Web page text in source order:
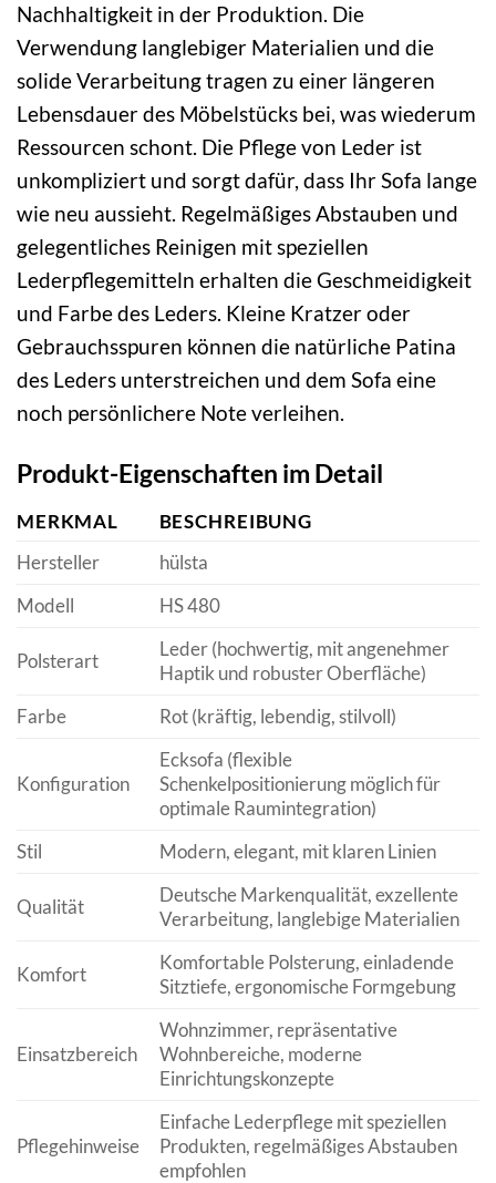
Nachhaltigkeit in der Produktion. Die
Verwendung langlebiger Materialien und die
solide Verarbeitung tragen zu einer längeren
Lebensdauer des Möbelstücks bei, was wiederum
Ressourcen schont. Die Pflege von Leder ist
unkompliziert und sorgt dafür, dass Ihr Sofa lange
wie neu aussieht. Regelmäßiges Abstauben und
gelegentliches Reinigen mit speziellen
Lederpflegemitteln erhalten die Geschmeidigkeit
und Farbe des Leders. Kleine Kratzer oder
Gebrauchsspuren können die natürliche Patina
des Leders unterstreichen und dem Sofa eine
noch persönlichere Note verleihen.
Produkt-Eigenschaften im Detail
MERKMAL
BESCHREIBUNG
Hersteller
hülsta
Modell
HS 480
Polsterart
Leder (hochwertig, mit angenehmer
Haptik und robuster Oberfläche)
Farbe
Rot (kräftig, lebendig, stilvoll)
Konfiguration
Ecksofa (flexible
Schenkelpositionierung möglich für
optimale Raumintegration)
Stil
Modern, elegant, mit klaren Linien
Qualität
Deutsche Markenqualität, exzellente
Verarbeitung, langlebige Materialien
Komfort
Komfortable Polsterung, einladende
Sitztiefe, ergonomische Formgebung
Einsatzbereich
Wohnzimmer, repräsentative
Wohnbereiche, moderne
Einrichtungskonzepte
Pflegehinweise
Einfache Lederpflege mit speziellen
Produkten, regelmäßiges Abstauben
empfohlen